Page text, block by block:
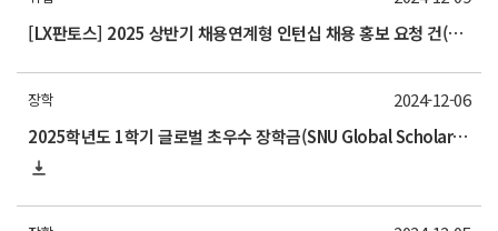
[LX판토스] 2025 상반기 채용연계형 인턴십 채용 홍보 요청 건(~12.22까지)
장학
2025학년도 1학기 글로벌 초우수 장학금(SNU Global Scholarship, GS) 신청 안내
2024-12-06